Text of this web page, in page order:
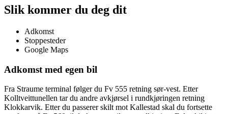
Slik kommer du deg dit
Adkomst
Stoppesteder
Google Maps
Adkomst med egen bil
Fra Straume terminal følger du Fv 555 retning sør-vest. Etter
Kolltveittunellen tar du andre avkjørsel i rundkjøringen retning
Klokkarvik. Etter du passerer skilt mot Kallestad skal du fortsette